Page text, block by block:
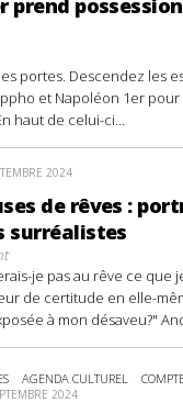
prend
portes. Descendez les
et Napoléon 1er
haut de celui-ci...
2024
de rêves :
surréalistes
je pas au rêve ce que
de certitude en elle-
à mon désaveu?"
AGENDA CULTUREL
2024